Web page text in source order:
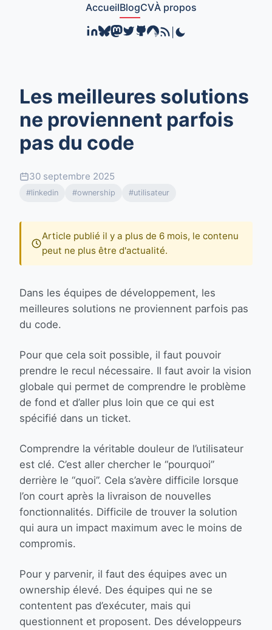
AccueilBlogCVÀ propos
Les meilleures solutions
ne proviennent parfois
pas du code
30 septembre 2025
#linkedin #ownership #utilisateur
Article publié il y a plus de 6 mois, le contenu
peut ne plus être d'actualité.
Dans les équipes de développement, les
meilleures solutions ne proviennent parfois pas
du code.
Pour que cela soit possible, il faut pouvoir
prendre le recul nécessaire. Il faut avoir la vision
globale qui permet de comprendre le problème
de fond et d’aller plus loin que ce qui est
spécifié dans un ticket.
Comprendre la véritable douleur de l’utilisateur
est clé. C’est aller chercher le “pourquoi”
derrière le “quoi”. Cela s’avère difficile lorsque
l’on court après la livraison de nouvelles
fonctionnalités. Difficile de trouver la solution
qui aura un impact maximum avec le moins de
compromis.
Pour y parvenir, il faut des équipes avec un
ownership élevé. Des équipes qui ne se
contentent pas d’exécuter, mais qui
questionnent et proposent. Des développeurs